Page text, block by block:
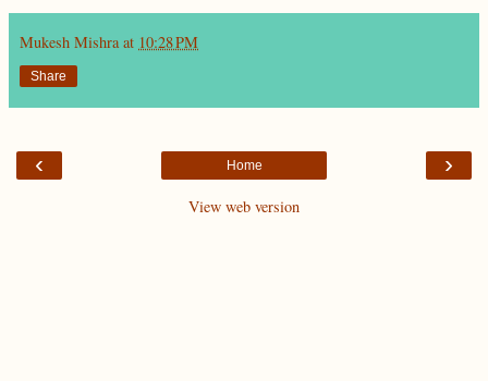
Mukesh Mishra at 10:28 PM
Share
‹ ›
Home
View web version